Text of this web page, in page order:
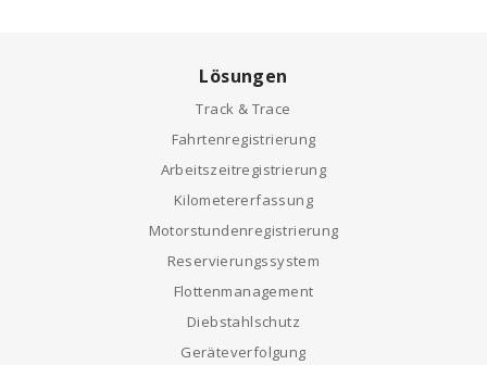
Lösungen
Track & Trace
Fahrtenregistrierung
Arbeitszeitregistrierung
Kilometererfassung
Motorstundenregistrierung
Reservierungssystem
Flottenmanagement
Diebstahlschutz
Geräteverfolgung